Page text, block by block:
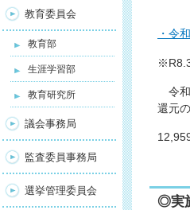
・令
令和
還元
◎実
教育委員会
教育部
生涯学習部
教育研究所
議会事務局
監査委員事務局
選挙管理委員会